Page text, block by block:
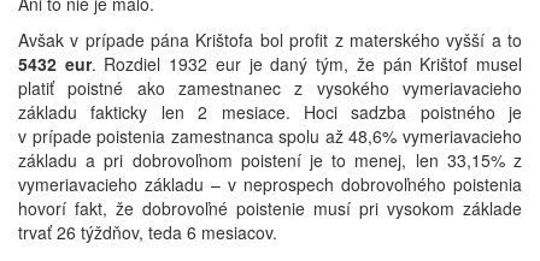
Avšak v prípade pána Krištofa bol profit z materského vyšší a to
5432 eur. Rozdiel 1932 eur je daný tým, že pán Krištof musel
platiť poistné ako zamestnanec z vysokého vymeriavacieho
základu fakticky len 2 mesiace. Hoci sadzba poistného je
v prípade poistenia zamestnanca spolu až 48,6% vymeriavacieho
základu a pri dobrovoľnom poistení je to menej, len 33,15% z
vymeriavacieho základu – v neprospech dobrovoľného poistenia
hovorí fakt, že dobrovoľné poistenie musí pri vysokom základe
trvať 26 týždňov, teda 6 mesiacov.